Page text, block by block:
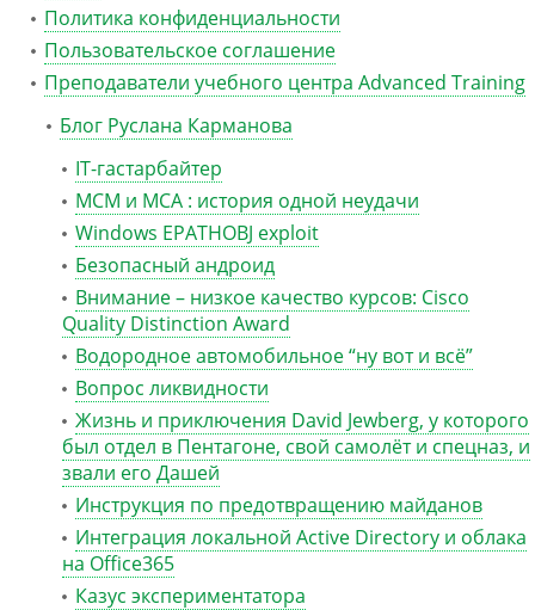
Политика конфиденциальности
Пользовательское соглашение
Преподаватели учебного центра Advanced Training
Блог Руслана Карманова
IT-гастарбайтер
MCM и MCA : история одной неудачи
Windows EPATHOBJ exploit
Безопасный андроид
Внимание – низкое качество курсов: Cisco
Quality Distinction Award
Водородное автомобильное “ну вот и всё”
Вопрос ликвидности
Жизнь и приключения David Jewberg, у которого
был отдел в Пентагоне, свой самолёт и спецназ, и
звали его Дашей
Инструкция по предотвращению майданов
Интеграция локальной Active Directory и облака
на Office365
Казус экспериментатора